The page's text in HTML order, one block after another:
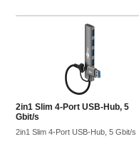
2in1 Slim 4-Port USB-Hub, 5
Gbit/s
2in1 Slim 4-Port USB-Hub, 5 Gbit/s